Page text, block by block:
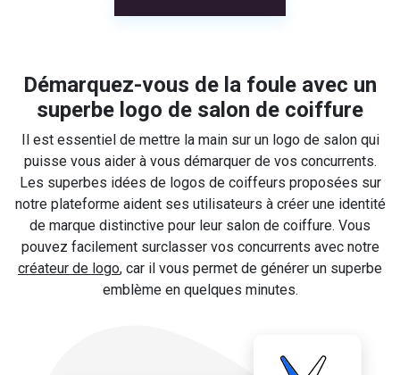
Démarquez-vous de la foule avec un
superbe logo de salon de coiffure
Il est essentiel de mettre la main sur un logo de salon qui
puisse vous aider à vous démarquer de vos concurrents.
Les superbes idées de logos de coiffeurs proposées sur
notre plateforme aident ses utilisateurs à créer une identité
de marque distinctive pour leur salon de coiffure. Vous
pouvez facilement surclasser vos concurrents avec notre
créateur de logo, car il vous permet de générer un superbe
emblème en quelques minutes.